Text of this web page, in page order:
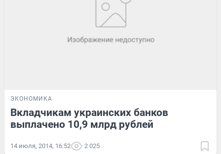
ЭКОНОМИКА
Вкладчикам украинских банков
выплачено 10,9 млрд рублей
14 июля, 2014, 16:52 2 025